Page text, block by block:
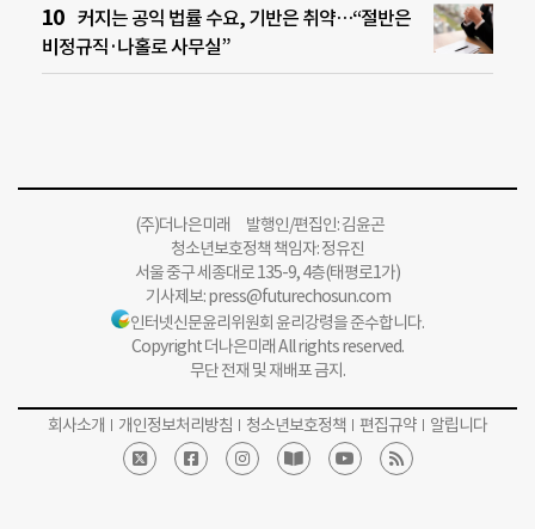
커지는 공익 법률 수요, 기반은 취약…“절반은
비정규직·나홀로 사무실”
(주)더나은미래 발행인/편집인: 김윤곤
청소년보호정책 책임자: 정유진
서울 중구 세종대로 135-9, 4층(태평로1가)
기사제보:press@futurechosun.com
인터넷신문윤리위원회 윤리강령을 준수합니다.
Copyright 더나은미래 All rights reserved.
무단 전재 및 재배포 금지.
회사소개 개인정보처리방침 청소년보호정책 편집규약 알립니다